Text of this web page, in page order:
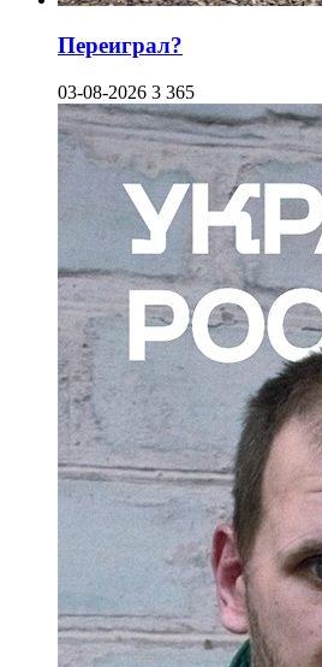
Переиграл?
03-08-2026 3 365